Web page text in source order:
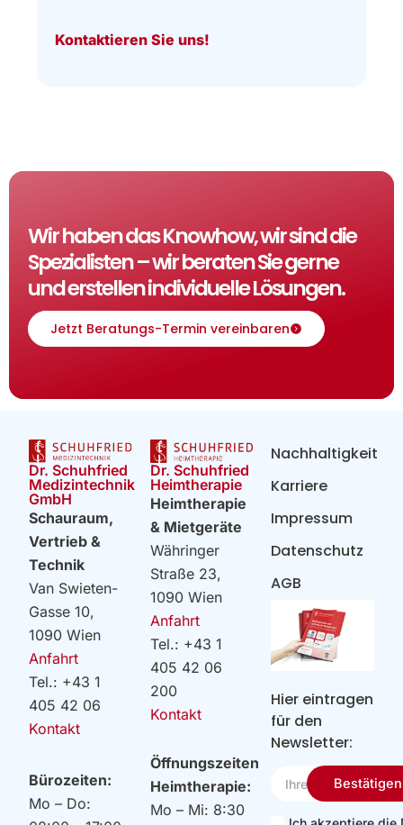
Kontaktieren Sie uns!
Wir haben das Knowhow, wir sind die
Spezialisten – wir beraten Sie gerne
und erstellen individuelle Lösungen.
Jetzt Beratungs-Termin vereinbaren
Dr. Schuhfried
Medizintechnik
GmbH
Schauraum,
Vertrieb &
Technik
Van Swieten-
Gasse 10,
1090 Wien
Anfahrt
Tel.: +43 1
405 42 06
Kontakt
Bürozeiten:
Mo – Do:
Dr. Schuhfried
Heimtherapie
Heimtherapie
& Mietgeräte
Währinger
Straße 23,
1090 Wien
Anfahrt
Tel.: +43 1
405 42 06
200
Kontakt
Öffnungszeiten
Heimtherapie:
Mo – Mi: 8:30
Hier eintragen
für den
Newsletter:
Email
Bestätigen
Nachhaltigkeit
Karriere
Impressum
Datenschutz
AGB